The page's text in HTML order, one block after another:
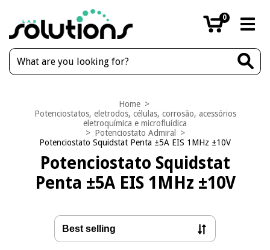
0
Home >
Potenciostatos, eletrodos, células, corrosão, acessórios
eletroquímica e microfluídica
> Potenciostato Admiral
>
Potenciostato Squidstat Penta ±5A EIS 1MHz ±10V
Potenciostato Squidstat
Penta ±5A EIS 1MHz ±10V